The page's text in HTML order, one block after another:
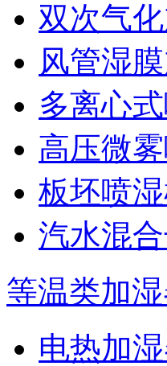
双次气
风管湿
多离心
高压微
板坯喷
汽水混
等温类加
电热加